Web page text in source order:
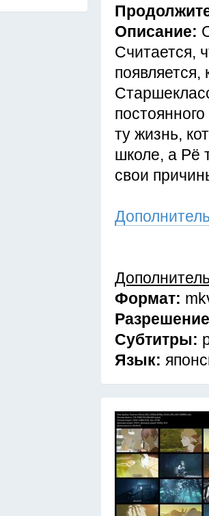
Описание:
Считается,
появляется,
ту жизнь,
школе, а Рё
свои
Формат:
Субтитры:
Язык: